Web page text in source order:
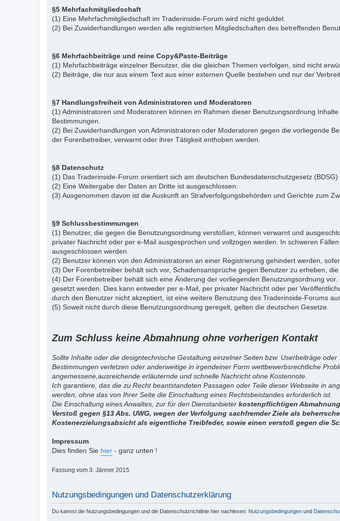
§5 Mehrfachmitgliedschaft
(1) Eine Mehrfachmitgliedschaft im Traderinside-Forum wird nicht geduldet.
(2) Bei Zuwiderhandlungen werden alle registrierten Mitgliedschaften des betreffenden
§6 Mehrfachbeiträge und reine Copy&Paste-Beiträge
(1) Mehrfachbeiträge einzelner Benutzer, die die gleichen Themen verfolgen, sind nicht
(2) Beiträge, die nur aus einem Text aus einer externen Quelle bestehen und nur der
§7 Handlungsfreiheit von Administratoren und Moderatoren
(1) Administratoren und Moderatoren können im Rahmen dieser Benutzungsordnung
Bestimmungen.
(2) Bei Zuwiderhandlungen von Administratoren oder Moderatoren gegen die vorliegende
der Forenbetreiber, verwarnt oder ihrer Tätigkeit enthoben werden.
§8 Datenschutz
(1) Das Traderinside-Forum orientiert sich am deutschen Bundesdatenschutzgesetz
(2) Eine Weitergabe der Daten an Dritte ist ausgeschlossen.
(3) Ausgenommen davon ist die Auskunft an Strafverfolgungsbehörden und Gerichte zum
§9 Schlussbestimmungen
(1) Benutzer, die gegen die Benutzungsordnung verstoßen, können verwarnt und
privater Nachricht oder per e-Mail ausgesprochen und vollzogen werden. In schweren
ausgeschlossen werden.
(2) Benutzer können von den Administratoren an einer Registrierung gehindert werden,
(3) Der Forenbetreiber behält sich vor, Schadensansprüche gegen Benutzer zu erheben,
(4) Der Forenbetreiber behält sich eine Änderung der vorliegenden Benutzungsordnung
gesetzt werden. Dies kann entweder per e-Mail, per privater Nachricht oder per
durch den Benutzer nicht akzeptiert, ist eine weitere Benutzung des Traderinside-Forums
(5) Soweit nicht durch diese Benutzungsordnung geregelt, gelten die deutschen Gesetze.
Zum Schluss keine Abmahnung ohne vorherigen Kontakt
Sollte Inhalte oder die designtechnische Gestaltung einzelner Seiten bzw. Userbeiträge
Bestimmungen verletzen oder anderweitige in irgendeiner Form wettbewerbsrechtliche
angemessene,ausreichende erläuternde und schnelle Nachricht ohne Kostennote.
Ich garantiere, das die zu Recht beantstandeten Passagen oder Teile dieser Webseite in
werden, ohne das von Ihrer Seite die Einschaltung eines Rechtsbeistandes erforderlich ist.
Die Einschaltung eines Anwaltes, zur für den Dienstanbieter kostenpflichtigen Abmahnung
Verstoß gegen §13 Abs. UWG, wegen der Verfolgung sachfremder Ziele als
Kostenerzielungsabsicht als eigentliche Treibfeder, sowie einen verstoß gegen die
Impressum
Dies finden Sie hier - ganz unten !
Fassung vom 3. Jänner 2015
Nutzungsbedingungen und Datenschutzerklärung
Du kannst die Nutzungsbedingungen und die Datenschutzrichtlinie hier nachlesen: Nutzungsbedingungen und